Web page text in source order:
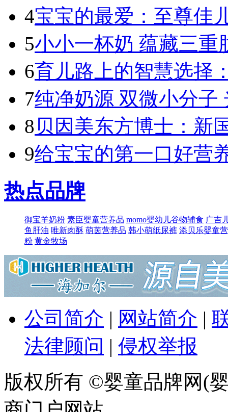
4宝宝的最爱：至尊佳
5小小一杯奶 蕴藏三
6育儿路上的智慧选择
7纯净奶源 双微小分子
8 贝因美东方博士：新
9给宝宝的第一口好营
热点品牌
御宝羊奶粉 素臣婴童营养品 momo婴幼儿谷物辅食 广吉
鱼肝油 唯新肉酥 萌​茵营养品 韩小萌纸尿裤 添贝乐婴童
粉 黄金牧场
公司简介 | 网站简介 |
法律顾问 | 侵权举报
版权所有 ©婴童品牌网(